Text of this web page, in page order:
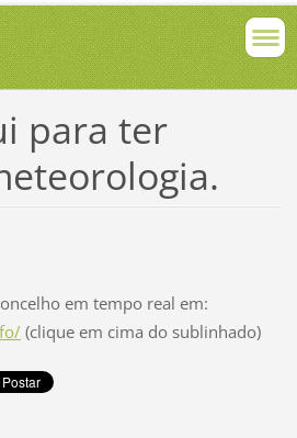
para ter
em tempo real em:
(clique em cima do sublinhado)